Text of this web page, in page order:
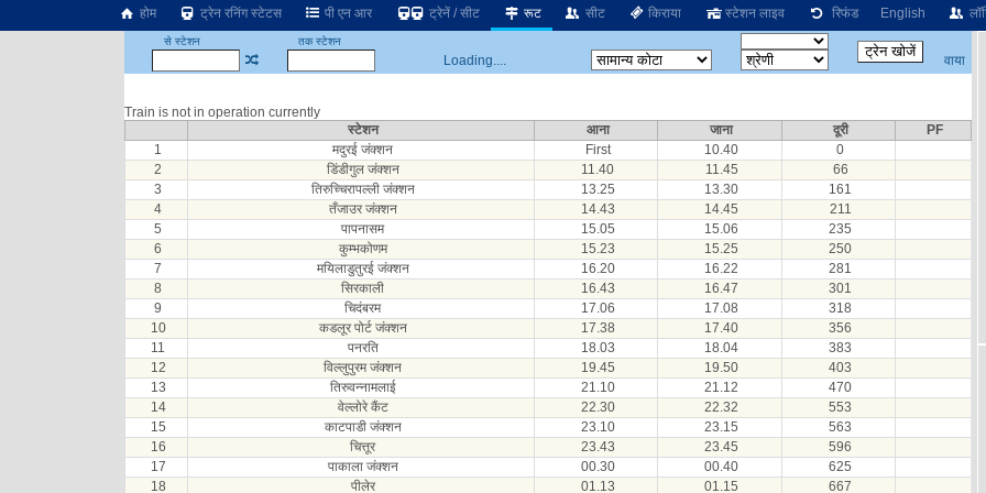
होम ट्रेन रनिंग स्टेटस पी एन आर ट्रेनें / सीट रूट सीट किराया स्टेशन लाइव रिफंड English
से स्टेशन तक स्टेशन
Loading.... वाया
Train is not in operation currently
स्टेशन
आना जाना दूरी
PF
1
मदुरई जंक्शन First 10.40
0
2
डिंडीगुल जंक्शन 11.40 11.45
66
3
तिरुच्चिरापल्ली जंक्शन 13.25 13.30
161
4
तँजाउर जंक्शन 14.43 14.45
211
5
पापनासम 15.05 15.06
235
6
कुम्भकोणम 15.23 15.25
250
7
मयिलाडुतुरई जंक्शन 16.20 16.22
281
8
सिरकाली 16.43 16.47
301
9
चिदंबरम 17.06 17.08
318
10
कडलूर पोर्ट जंक्शन 17.38 17.40
356
11
पनरति 18.03 18.04
383
12
विल्लुपुरम जंक्शन 19.45 19.50
403
13
तिरुवन्नामलाई 21.10 21.12
470
14
वेल्लोरे कैंट 22.30 22.32
553
15
काटपाडी जंक्शन 23.10 23.15
563
16
चित्तूर 23.43 23.45
596
17
पाकाला जंक्शन 00.30 00.40
625
18
पीलेर 01.13 01.15 667